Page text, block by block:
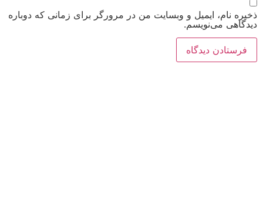
ذخیره نام، ایمیل و وبسایت من در مرورگر برای زمانی که دوباره
دیدگاهی می‌نویسم.